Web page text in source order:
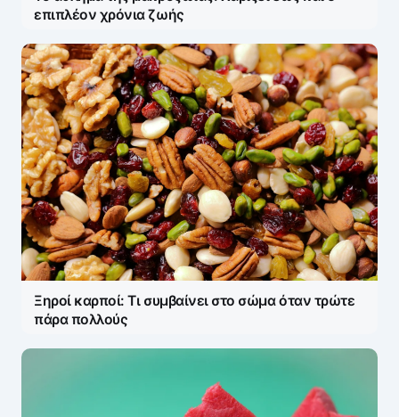
επιπλέον χρόνια ζωής
Ξηροί καρποί: Τι συμβαίνει στο σώμα όταν τρώτε
πάρα πολλούς